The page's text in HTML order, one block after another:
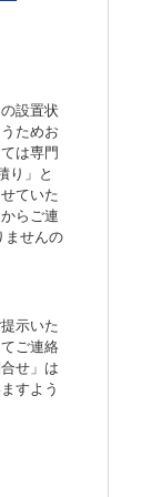
設置状
ためお
は専門
り」と
ていた
らご連
ませんの
示いた
ご連絡
せ」は
すよう